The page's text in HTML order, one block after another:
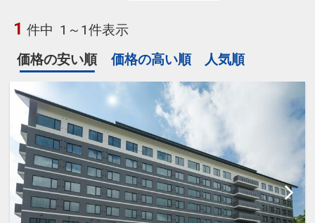
1 件中 1～1件表示
価格の安い順
価格の高い順 人気順